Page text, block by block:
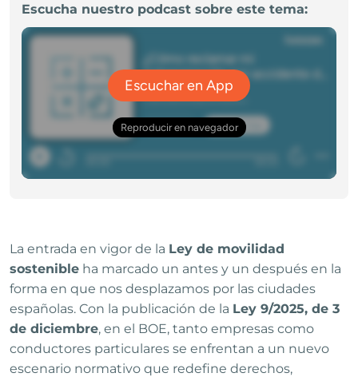
Escucha nuestro podcast sobre este tema:
La entrada en vigor de la Ley de movilidad
sostenible ha marcado un antes y un después en la
forma en que nos desplazamos por las ciudades
españolas. Con la publicación de la Ley 9/2025, de 3
de diciembre, en el BOE, tanto empresas como
conductores particulares se enfrentan a un nuevo
escenario normativo que redefine derechos,